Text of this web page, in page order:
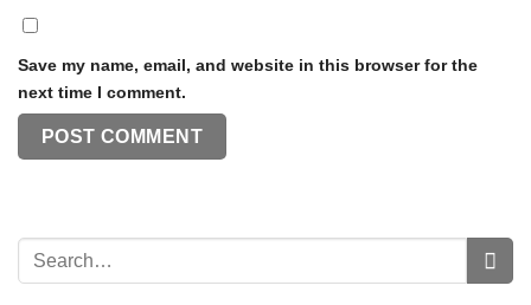
Save my name, email, and website in this browser for the
next time I comment.